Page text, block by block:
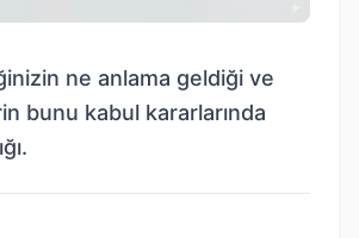
ne anlama geldiği ve
bunu kabul kararlarında